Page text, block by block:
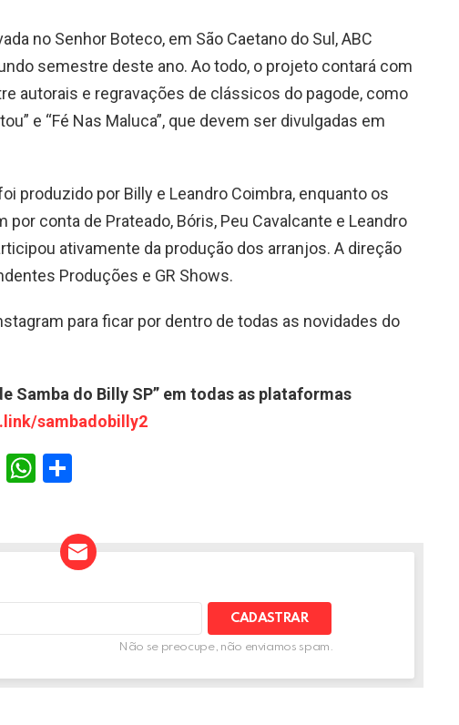
no Senhor Boteco, em São Caetano do Sul, ABC
semestre deste ano. Ao todo, o projeto contará com
autorais e regravações de clássicos do pagode, como
e “Fé Nas Maluca”, que devem ser divulgadas em
produzido por Billy e Leandro Coimbra, enquanto os
conta de Prateado, Bóris, Peu Cavalcante e Leandro
ativamente da produção dos arranjos. A direção
Produções e GR Shows.
para ficar por dentro de todas as novidades do
Samba do Billy SP” em todas as plataformas
sambadobilly2
Li
W
p
p
ar
e
Não se preocupe, não enviamos spam.